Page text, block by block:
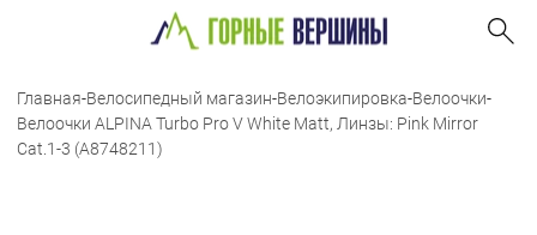
Главная-Велосипедный магазин-Велоэкипировка-Велоочки-
Велоочки ALPINA Turbo Pro V White Matt, Линзы: Pink Mirror
Cat.1-3 (A8748211)